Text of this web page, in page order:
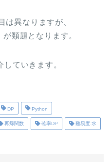
は異なりますが、
が類題となります。
ていきます。
DP Python
再帰関数 確率DP 難易度:水